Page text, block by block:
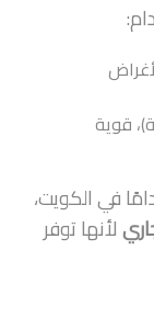
قوية
في الكويت،
لأنها توفر